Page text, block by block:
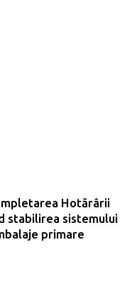
Hotărârii
stabilirea sistemului
primare